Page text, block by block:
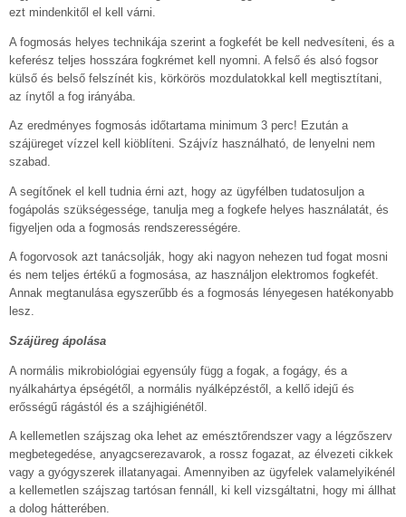
ezt mindenkitől el kell várni.
A fogmosás helyes technikája szerint a fogkefét be kell nedvesíteni, és a
keferész teljes hosszára fogkrémet kell nyomni. A felső és alsó fogsor
külső és belső felszínét kis, körkörös mozdulatokkal kell megtisztítani,
az ínytől a fog irányába.
Az eredményes fogmosás időtartama minimum 3 perc! Ezután a
szájüreget vízzel kell kiöblíteni. Szájvíz használható, de lenyelni nem
szabad.
A segítőnek el kell tudnia érni azt, hogy az ügyfélben tudatosuljon a
fogápolás szükségessége, tanulja meg a fogkefe helyes használatát, és
figyeljen oda a fogmosás rendszerességére.
A fogorvosok azt tanácsolják, hogy aki nagyon nehezen tud fogat mosni
és nem teljes értékű a fogmosása, az használjon elektromos fogkefét.
Annak megtanulása egyszerűbb és a fogmosás lényegesen hatékonyabb
lesz.
Szájüreg ápolása
A normális mikrobiológiai egyensúly függ a fogak, a fogágy, és a
nyálkahártya épségétől, a normális nyálképzéstől, a kellő idejű és
erősségű rágástól és a szájhigiénétől.
A kellemetlen szájszag oka lehet az emésztőrendszer vagy a légzőszerv
megbetegedése, anyagcserezavarok, a rossz fogazat, az élvezeti cikkek
vagy a gyógyszerek illatanyagai. Amennyiben az ügyfelek valamelyikénél
a kellemetlen szájszag tartósan fennáll, ki kell vizsgáltatni, hogy mi állhat
a dolog hátterében.